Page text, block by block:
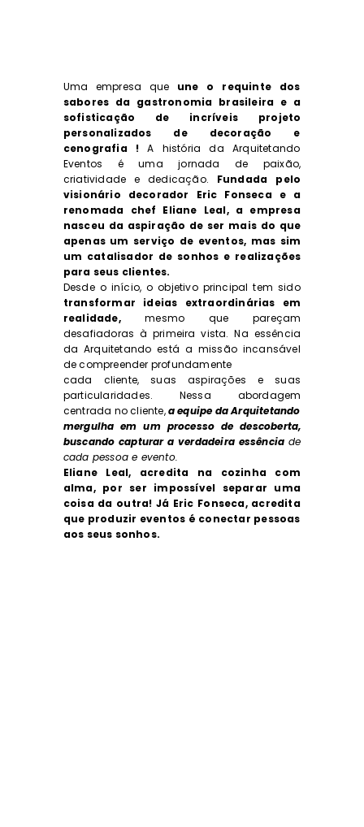
Uma empresa que une o requinte dos
sabores da gastronomia brasileira e a
sofisticação de incríveis projeto
personalizados de decoração e
cenografia ! A história da Arquitetando
Eventos é uma jornada de paixão,
criatividade e dedicação. Fundada pelo
visionário decorador Eric Fonseca e a
renomada chef Eliane Leal, a empresa
nasceu da aspiração de ser mais do que
apenas um serviço de eventos, mas sim
um catalisador de sonhos e realizações
para seus clientes.
Desde o início, o objetivo principal tem sido
transformar ideias extraordinárias em
realidade,mesmo que pareçam
desafiadoras à primeira vista. Na essência
da Arquitetando está a missão incansável
de compreender profundamente
cada cliente, suas aspirações e suas
particularidades. Nessa abordagem
centrada no cliente,a equipe da Arquitetando
mergulha em um processo de descoberta,
buscando capturar a verdadeira essência de
cada pessoa e evento.
Eliane Leal, acredita na cozinha com
alma, por ser impossível separar uma
coisa da outra! Já Eric Fonseca, acredita
que produzir eventos é conectar pessoas
aos seus sonhos.